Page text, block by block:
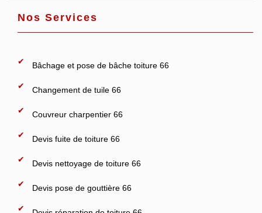
Nos Services
Bâchage et pose de bâche toiture 66
Changement de tuile 66
Couvreur charpentier 66
Devis fuite de toiture 66
Devis nettoyage de toiture 66
Devis pose de gouttière 66